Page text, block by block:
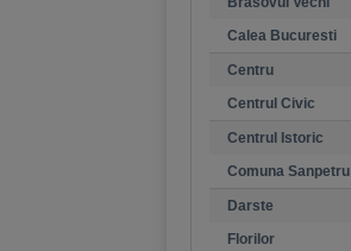
Calea Bucuresti
Centru
Centrul Civic
Centrul Istoric
Comuna Sanpetru
Darste
Florilor